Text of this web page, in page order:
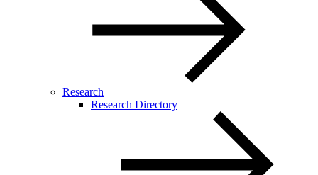
Research
Research Directory